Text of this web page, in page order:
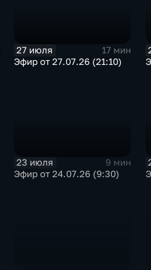
27 июля
17 мин
Эфир от 27.07.26 (21:10)
23 июля
9 мин
Эфир от 24.07.26 (9:30)